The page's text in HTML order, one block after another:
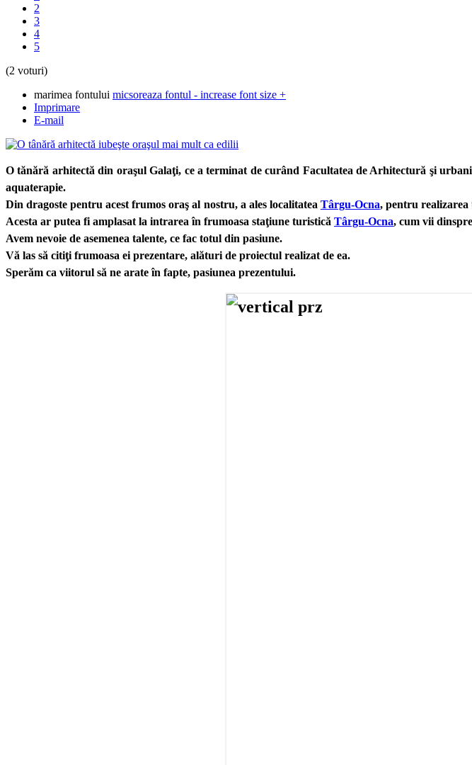
2
3
4
5
(2 voturi)
marimea fontului micsoreaza fontul - increase font size +
Imprimare
E-mail
O tănără arhitectă din oraşul Galaţi, ce a terminat de curând Facultatea de Arhitectură şi
aquaterapie.
Din dragoste pentru acest frumos oraş al nostru, a ales localitatea Târgu-Ocna, pentru
Acesta ar putea fi amplasat la intrarea în frumoasa staţiune turistică Târgu-Ocna, cum vii
Avem nevoie de asemenea talente, ce fac totul din pasiune.
Vă las să citiţi frumoasa ei prezentare, alături de proiectul realizat de ea.
Sperăm ca viitorul să ne arate în fapte, pasiunea prezentului.